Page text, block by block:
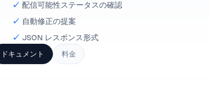
配信可能性ステータスの確認
自動修正の提案
JSON レスポンス形式
ドキュメント 料金